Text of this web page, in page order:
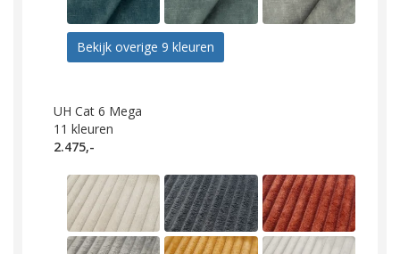
Bekijk overige 9 kleuren
UH Cat 6 Mega
11 kleuren
2.475,-